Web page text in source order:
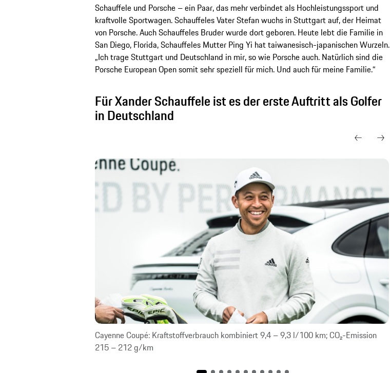
Schauffele und Porsche – ein Paar, das mehr verbindet als Hochleistungssport und
kraftvolle Sportwagen. Schauffeles Vater Stefan wuchs in Stuttgart auf, der Heimat
von Porsche. Auch Schauffeles Bruder wurde dort geboren. Heute lebt die Familie in
San Diego, Florida, Schauffeles Mutter Ping Yi hat taiwanesisch-japanischen Wurzeln.
„Ich trage Stuttgart und Deutschland in mir, so wie Porsche auch. Natürlich sind die
Porsche European Open somit sehr speziell für mich. Und auch für meine Familie.“
Für Xander Schauffele ist es der erste Auftritt als Golfer
in Deutschland
Cayenne Coupé: Kraftstoffverbrauch kombiniert 9,4 – 9,3 l/100 km; CO₂-Emission
215 – 212 g/km